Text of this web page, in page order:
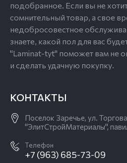
подобранное. Если вы не
сомнительный товар, а свое
недобросовестное
знаете, какой пол для вас
"Laminat-tyt" поможет вам не
и сделать удачную покупку.
КОНТАКТЫ
Поселок Заречье, ул.
"ЭлитСтройМатериалы",
Телефон
+7 (963) 685-73-09